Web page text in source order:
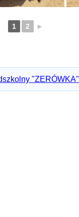
1 2 ►
"ZERÓWKA"